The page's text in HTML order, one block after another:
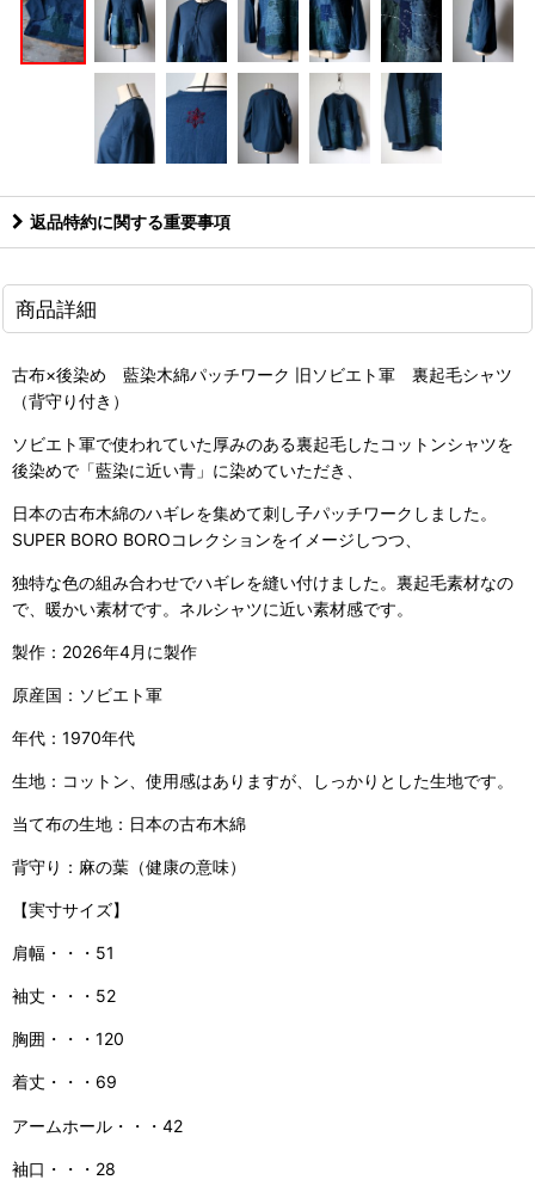
返品特約に関する重要事項
商品詳細
古布×後染め 藍染木綿パッチワーク 旧ソビエト軍 裏起毛シャツ
（背守り付き）
ソビエト軍で使われていた厚みのある裏起毛したコットンシャツを
後染めで「藍染に近い青」に染めていただき、
日本の古布木綿のハギレを集めて刺し子パッチワークしました。
SUPER BORO BOROコレクションをイメージしつつ、
独特な色の組み合わせでハギレを縫い付けました。裏起毛素材なの
で、暖かい素材です。ネルシャツに近い素材感です。
製作：2026年4月に製作
原産国：ソビエト軍
年代：1970年代
生地：コットン、使用感はありますが、しっかりとした生地です。
当て布の生地：日本の古布木綿
背守り：麻の葉（健康の意味）
【実寸サイズ】
肩幅・・・51
袖丈・・・52
胸囲・・・120
着丈・・・69
アームホール・・・42
袖口・・・28